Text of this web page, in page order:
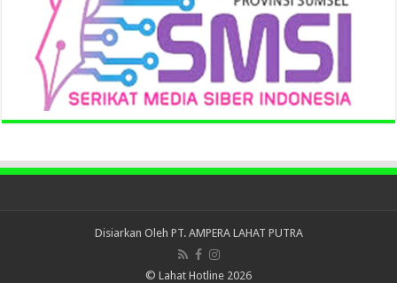
Disiarkan Oleh PT. AMPERA LAHAT PUTRA
© Lahat Hotline 2026